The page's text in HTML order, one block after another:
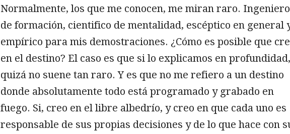
Normalmente, los que me conocen, me miran raro. Ingeniero
de formación, cientifico de mentalidad, escéptico en general
empírico para mis demostraciones. ¿Cómo es posible que
en el destino? El caso es que si lo explicamos en profundidad,
quizá no suene tan raro. Y es que no me refiero a un destino
donde absolutamente todo está programado y grabado en
fuego. Si, creo en el libre albedrío, y creo en que cada uno es
responsable de sus propias decisiones y de lo que hace con